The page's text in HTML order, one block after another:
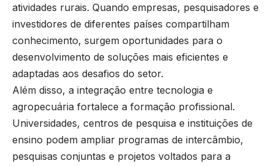
atividades rurais. Quando empresas, pesquisadores e
investidores de diferentes países compartilham
conhecimento, surgem oportunidades para o
desenvolvimento de soluções mais eficientes e
adaptadas aos desafios do setor.
Além disso, a integração entre tecnologia e
agropecuária fortalece a formação profissional.
Universidades, centros de pesquisa e instituições de
ensino podem ampliar programas de intercâmbio,
pesquisas conjuntas e projetos voltados para a